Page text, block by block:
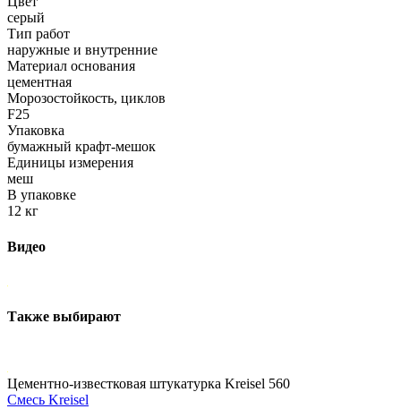
серый
Тип работ
наружные и внутренние
Материал основания
цементная
Морозостойкость, циклов
F25
Упаковка
бумажный крафт-мешок
Единицы измерения
меш
В упаковке
12 кг
Видео
Также выбирают
Цементно-известковая штукатурка Kreisel 560
Смесь Kreisel